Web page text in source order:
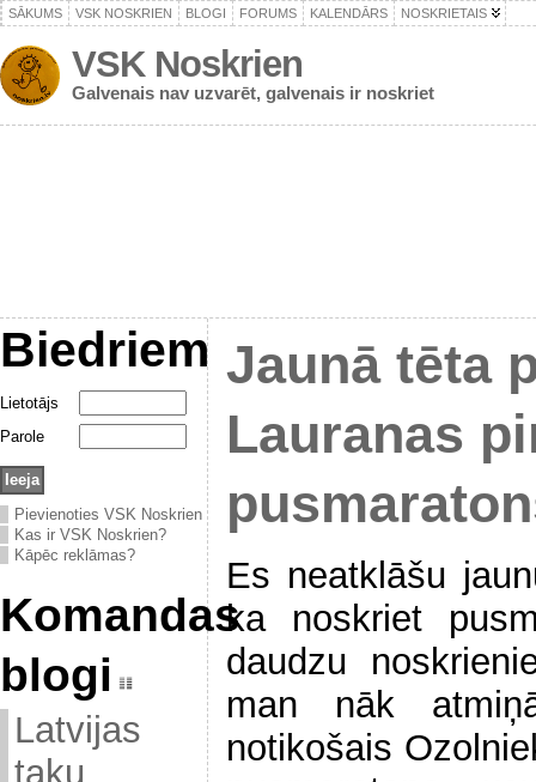
SĀKUMS VSK NOSKRIEN BLOGI FORUMS KALENDĀRS NOSKRIETAIS
VSK Noskrien
Galvenais nav uzvarēt, galvenais ir noskriet
Biedriem
Lietotājs
Parole
Pievienoties VSK Noskrien
Kas ir VSK Noskrien?
Kāpēc reklāmas?
Komandas
blogi
Latvijas
taku
Jaunā tēta
Lauranas
Es neatklāšu
ka noskriet
daudzu
man nāk
notikošais